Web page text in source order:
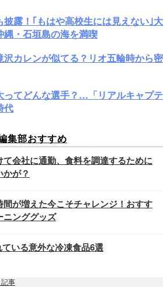
露！｢もはや高校生には見えない｣大
縄・石垣島の海を満喫
カレンが似てる？リオ五輪時から密
てどんな選手？…「リアルキャプテ
代
集部おすすめ
会社に通勤、食料を調達するために
が？
間が増えた今こそチャレンジ！おすす
ニンググッズ
いる意外な冷凍食品6選
記事